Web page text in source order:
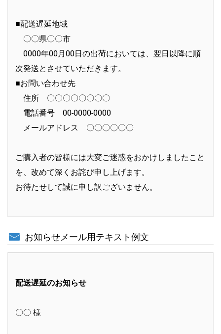
■配送遅延地域
〇〇県〇〇市
0000年00月00日の出荷においては、翌日以降に順
次発送とさせていただきます。
■お問い合わせ先
住所 〇〇〇〇〇〇〇〇
電話番号 00-0000-0000
メールアドレス 〇〇〇〇〇〇
ご購入者の皆様には大変ご迷惑をおかけしましたこと
を、改めて深くお詫び申し上げます。
お待たせして誠に申し訳ございません。
お知らせメール用テキスト例文
配送遅延のお知らせ
〇〇 様